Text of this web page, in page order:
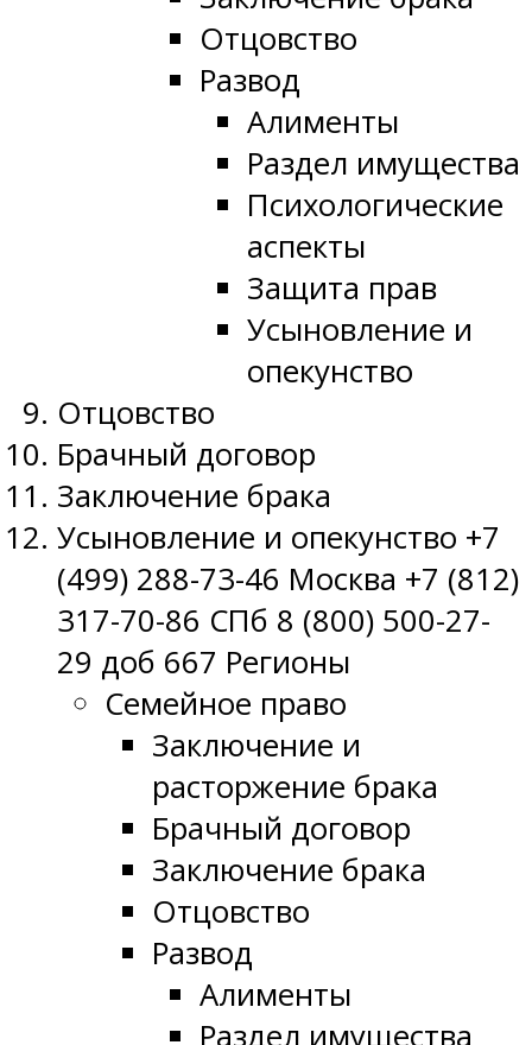
Отцовство
Развод
Алименты
Раздел имущества
Психологические
аспекты
Защита прав
Усыновление и
опекунство
Отцовство
Брачный договор
Заключение брака
Усыновление и опекунство +7
(499) 288-73-46 Москва +7 (812)
317-70-86 СПб 8 (800) 500-27-
29 доб 667 Регионы
Семейное право
Заключение и
расторжение брака
Брачный договор
Заключение брака
Отцовство
Развод
Алименты
Раздел имущества